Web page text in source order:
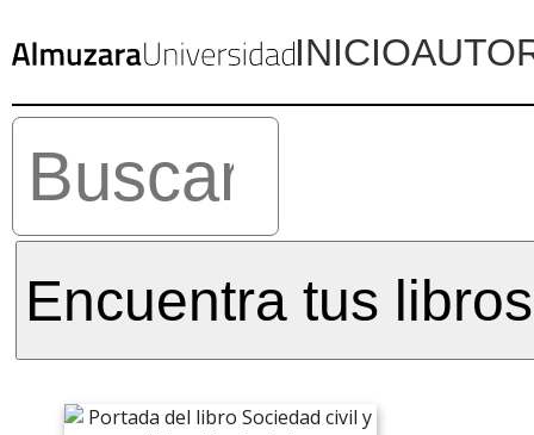
INICIO
Encuentra tus libros